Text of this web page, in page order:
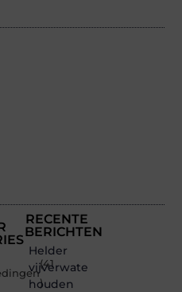
(41
)
RECENTE
BERICHTEN
Helder
vijverwater
houden